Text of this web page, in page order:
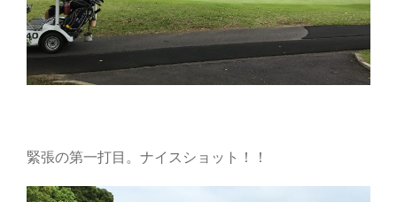
緊張の第一打目。ナイスショット！！